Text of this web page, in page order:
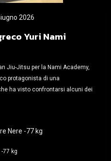
2026
Yuri Nami
Jiu-Jitsu per la Nami Academy,
protagonista di una
ha visto confrontarsi alcuni dei
Nere -77 kg
77 kg